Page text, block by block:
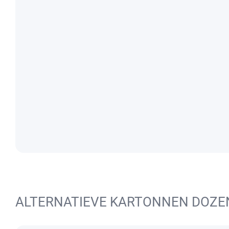
ALTERNATIEVE KARTONNEN